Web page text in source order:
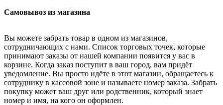
Самовывоз из магазина
Вы можете забрать товар в одном из магазинов,
сотрудничающих с нами. Список торговых точек, которые
принимают заказы от нашей компании появится у вас в
корзине. Когда заказ поступит в ваш город, вам придёт
уведомление. Вы просто идёте в этот магазин, обращаетесь к
сотруднику в кассовой зоне и называете номер заказа. Забрать
покупку может ваш друг или родственник, который знает
номер и имя, на кого он оформлен.